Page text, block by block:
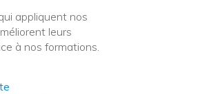
appliquent nos
leurs
à nos formations.